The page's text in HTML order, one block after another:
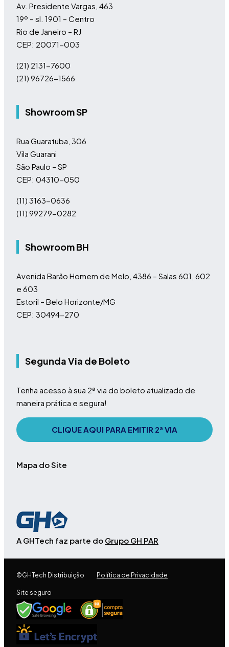
Av. Presidente Vargas, 463
19º – sl. 1901 – Centro
Rio de Janeiro – RJ
CEP: 20071-003
(21) 2131-7600
(21) 96726-1566
Showroom SP
Rua Guaratuba, 306
Vila Guarani
São Paulo – SP
CEP: 04310-050
(11) 3163-0636
(11) 99279-0282
Showroom BH
Avenida Barão Homem de Melo, 4386 – Salas 601, 602
e 603
Estoril – Belo Horizonte/MG
CEP: 30494-270
Segunda Via de Boleto
Tenha acesso à sua 2ª via do boleto atualizado de
maneira prática e segura!
CLIQUE AQUI PARA EMITIR 2ª VIA
Mapa do Site
A GHTech faz parte do Grupo GH PAR
©GHTech Distribuição Política de Privacidade
Site seguro